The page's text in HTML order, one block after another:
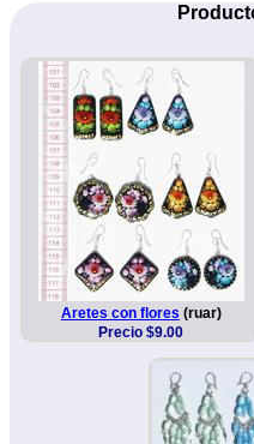
Aretes con flores (ruar)
Precio $9.00